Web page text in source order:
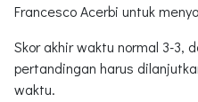
Francesco Acerbi untuk
Skor akhir waktu normal 3-3,
pertandingan harus
waktu.